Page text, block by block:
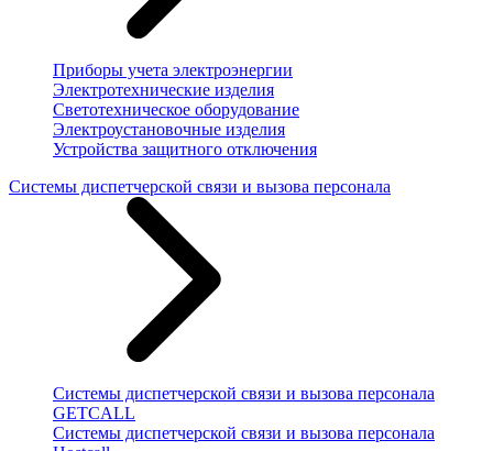
Приборы учета электроэнергии
Электротехнические изделия
Светотехническое оборудование
Электроустановочные изделия
Устройства защитного отключения
Системы диспетчерской связи и вызова персонала
Системы диспетчерской связи и вызова персонала
GETCALL
Системы диспетчерской связи и вызова персонала